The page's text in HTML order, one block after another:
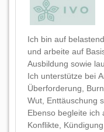
Ich bin auf
und arbeite auf
Ausbildung sowie
Ich unterstütze bei
Überforderung,
Wut, Enttäuschung
Ebenso begleite ich
Konflikte,